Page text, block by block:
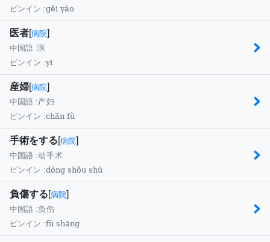
ピンイン :gěi yào
医者[病院]
中国語 : 医
ピンイン :yī
産婦[病院]
中国語 :产妇
ピンイン :chǎn fù
手術をする[病院]
中国語 :动手术
ピンイン :dòng shǒu shù
負傷する[病院]
中国語 :负伤
ピンイン :fù shāng